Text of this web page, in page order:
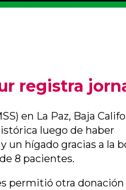
registra
en La Paz, Baja
luego de haber
un hígado gracias a la
8 pacientes.
permitió otra donación